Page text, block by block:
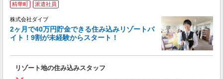
精華町 派遣社員
株式会社ダイブ
2ヶ月で40万円貯金できる住み込みリゾートバ
イト！9割が未経験からスタート！
リゾート地の住み込みスタッフ